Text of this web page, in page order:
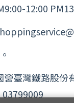
12:00
營臺灣鐵路股份